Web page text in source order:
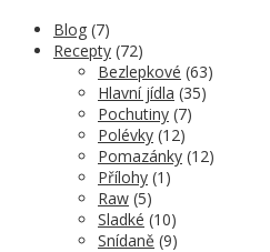
Blog (7)
Recepty (72)
Bezlepkové (63)
Hlavní jídla (35)
Pochutiny (7)
Polévky (12)
Pomazánky (12)
Přílohy (1)
Raw (5)
Sladké (10)
Snídaně (9)